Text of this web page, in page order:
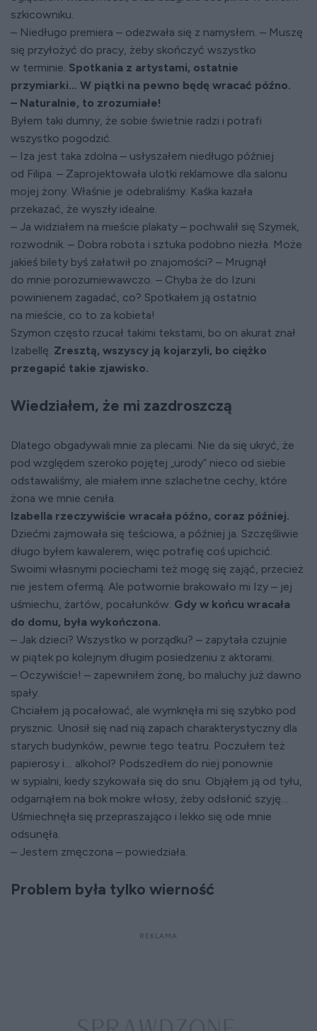
szkicowniku.
– Niedługo premiera – odezwała się z namysłem. – Muszę
się przyłożyć do pracy, żeby skończyć wszystko
w terminie. Spotkania z artystami, ostatnie
przymiarki… W piątki na pewno będę wracać późno.
– Naturalnie, to zrozumiałe!
Byłem taki dumny, że sobie świetnie radzi i potrafi
wszystko pogodzić.
– Iza jest taka zdolna – usłyszałem niedługo później
od Filipa. – Zaprojektowała ulotki reklamowe dla salonu
mojej żony. Właśnie je odebraliśmy. Kaśka kazała
przekazać, że wyszły idealne.
– Ja widziałem na mieście plakaty – pochwalił się Szymek,
rozwodnik. – Dobra robota i sztuka podobno niezła. Może
jakieś bilety byś załatwił po znajomości? – Mrugnął
do mnie porozumiewawczo. – Chyba że do Izuni
powinienem zagadać, co? Spotkałem ją ostatnio
na mieście, co to za kobieta!
Szymon często rzucał takimi tekstami, bo on akurat znał
Izabellę. Zresztą, wszyscy ją kojarzyli, bo ciężko
przegapić takie zjawisko.
Wiedziałem, że mi zazdroszczą
Dlatego obgadywali mnie za plecami. Nie da się ukryć, że
pod względem szeroko pojętej „urody” nieco od siebie
odstawaliśmy, ale miałem inne szlachetne cechy, które
żona we mnie ceniła.
Izabella rzeczywiście wracała późno, coraz później.
Dziećmi zajmowała się teściowa, a później ja. Szczęśliwie
długo byłem kawalerem, więc potrafię coś upichcić.
Swoimi własnymi pociechami też mogę się zająć, przecież
nie jestem ofermą. Ale potwornie brakowało mi Izy – jej
uśmiechu, żartów, pocałunków. Gdy w końcu wracała
do domu, była wykończona.
– Jak dzieci? Wszystko w porządku? – zapytała czujnie
w piątek po kolejnym długim posiedzeniu z aktorami.
– Oczywiście! – zapewniłem żonę, bo maluchy już dawno
spały.
Chciałem ją pocałować, ale wymknęła mi się szybko pod
prysznic. Unosił się nad nią zapach charakterystyczny dla
starych budynków, pewnie tego teatru. Poczułem też
papierosy i… alkohol? Podszedłem do niej ponownie
w sypialni, kiedy szykowała się do snu. Objąłem ją od tyłu,
odgarnąłem na bok mokre włosy, żeby odsłonić szyję…
Uśmiechnęła się przepraszająco i lekko się ode mnie
odsunęła.
– Jestem zmęczona – powiedziała.
Problem była tylko wierność